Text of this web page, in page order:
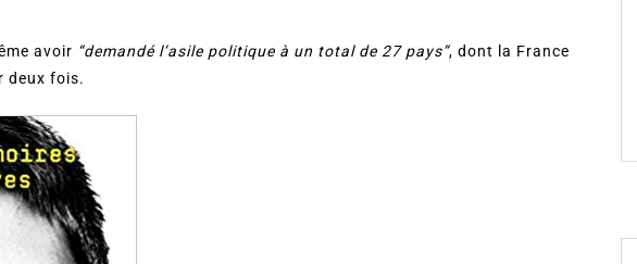
avoir “demandé l’asile politique à un total de 27 pays”, dont la France
deux fois.